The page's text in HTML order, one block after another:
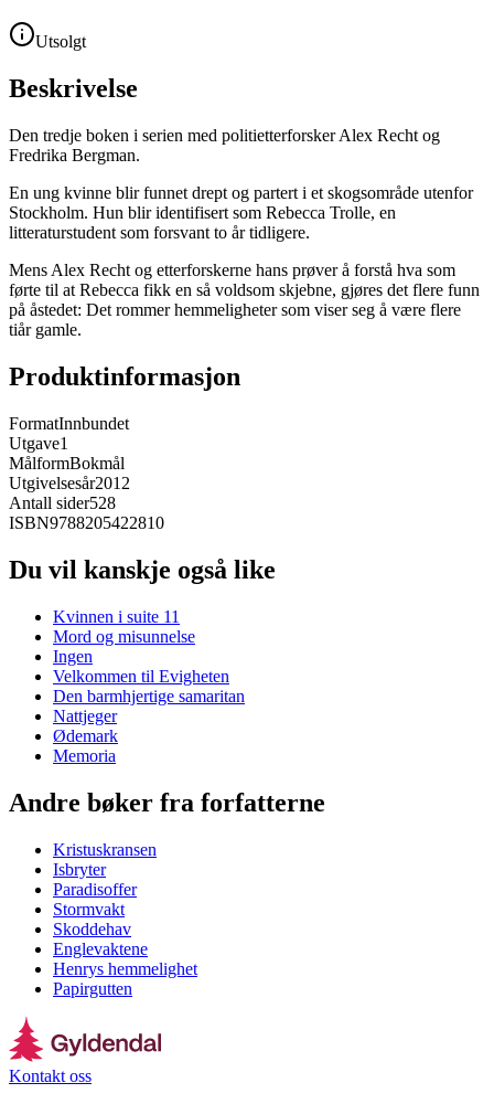
Utsolgt
Beskrivelse
Den tredje boken i serien med politietterforsker Alex Recht og
Fredrika Bergman.
En ung kvinne blir funnet drept og partert i et skogsområde utenfor
Stockholm. Hun blir identifisert som Rebecca Trolle, en
litteraturstudent som forsvant to år tidligere.
Mens Alex Recht og etterforskerne hans prøver å forstå hva som
førte til at Rebecca fikk en så voldsom skjebne, gjøres det flere funn
på åstedet: Det rommer hemmeligheter som viser seg å være flere
tiår gamle.
Produktinformasjon
FormatInnbundet
Utgave1
MålformBokmål
Utgivelsesår2012
Antall sider528
ISBN9788205422810
Du vil kanskje også like
Kvinnen i suite 11
Mord og misunnelse
Ingen
Velkommen til Evigheten
Den barmhjertige samaritan
Nattjeger
Ødemark
Memoria
Andre bøker fra forfatterne
Kristuskransen
Isbryter
Paradisoffer
Stormvakt
Skoddehav
Englevaktene
Henrys hemmelighet
Papirgutten
Kontakt oss